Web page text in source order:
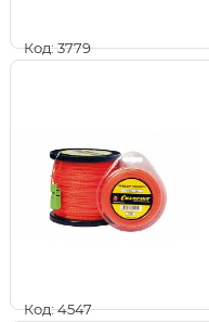
Код: 3779
Код: 4547